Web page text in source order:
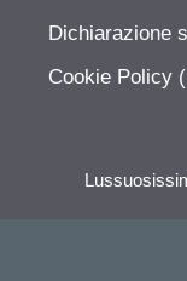
Dichiarazione
Cookie Policy